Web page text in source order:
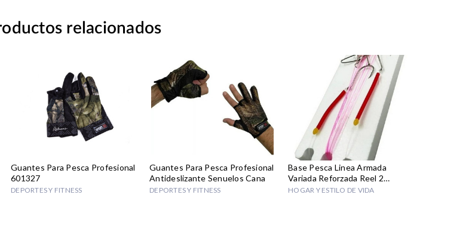
relacionados
Guantes Para Pesca Profesional
601327
DEPORTES Y FITNESS
Guantes Para Pesca Profesional
Antideslizante Senuelos Cana
DEPORTES Y FITNESS
Base Pesca Linea Armada
Variada Reforzada Reel 2
Anzuelos
HOGAR Y ESTILO DE VIDA